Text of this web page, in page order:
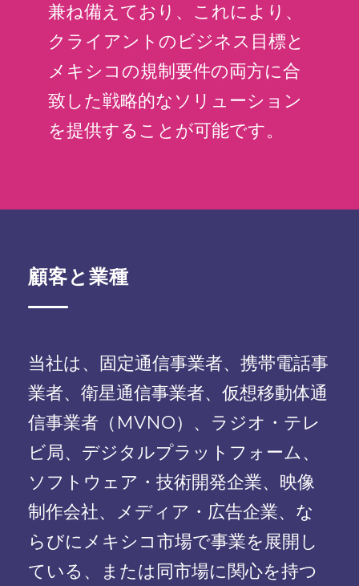
兼ね備えており、これにより、
クライアントのビジネス目標と
メキシコの規制要件の両方に合
致した戦略的なソリューション
を提供することが可能です。
顧客と業種
当社は、固定通信事業者、携帯電話事
業者、衛星通信事業者、仮想移動体通
信事業者（MVNO）、ラジオ・テレ
ビ局、デジタルプラットフォーム、
ソフトウェア・技術開発企業、映像
制作会社、メディア・広告企業、な
らびにメキシコ市場で事業を展開し
ている、または同市場に関心を持つ